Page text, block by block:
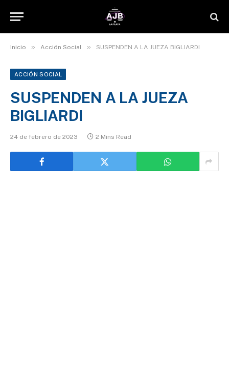
Inicio » Acción Social » SUSPENDEN A LA JUEZA BIGLIARDI
ACCIÓN SOCIAL
SUSPENDEN A LA JUEZA
BIGLIARDI
24 de febrero de 2023 2 Mins Read